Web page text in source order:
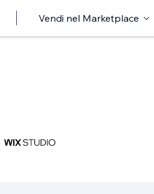
Vendi nel Marketplace